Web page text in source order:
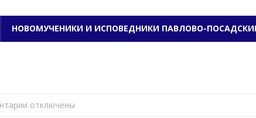
НОВОМУЧЕНИКИ И ИСПОВЕДНИКИ ПАВЛОВО-
котключены